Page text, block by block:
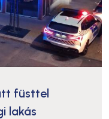
füsttel
lakás